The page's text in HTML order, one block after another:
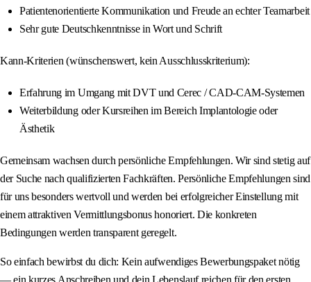
Patientenorientierte Kommunikation und Freude an echter Teamarbeit
Sehr gute Deutschkenntnisse in Wort und Schrift
Kann-Kriterien (wünschenswert, kein Ausschlusskriterium):
Erfahrung im Umgang mit DVT und Cerec / CAD-CAM-Systemen
Weiterbildung oder Kursreihen im Bereich Implantologie oder
Ästhetik
Gemeinsam wachsen durch persönliche Empfehlungen. Wir sind stetig auf
der Suche nach qualifizierten Fachkräften. Persönliche Empfehlungen sind
für uns besonders wertvoll und werden bei erfolgreicher Einstellung mit
einem attraktiven Vermittlungsbonus honoriert. Die konkreten
Bedingungen werden transparent geregelt.
So einfach bewirbst du dich: Kein aufwendiges Bewerbungspaket nötig